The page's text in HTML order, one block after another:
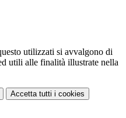
utilizzati si avvalgono di
utili alle finalità illustrate nella
Accetta tutti i cookies